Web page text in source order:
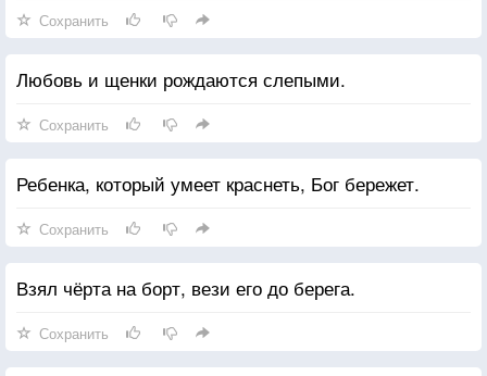
Сохранить
Любовь и щенки рождаются слепыми.
Сохранить
Ребенка, который умеет краснеть, Бог бережет.
Сохранить
Взял чёрта на борт, вези его до берега.
Сохранить